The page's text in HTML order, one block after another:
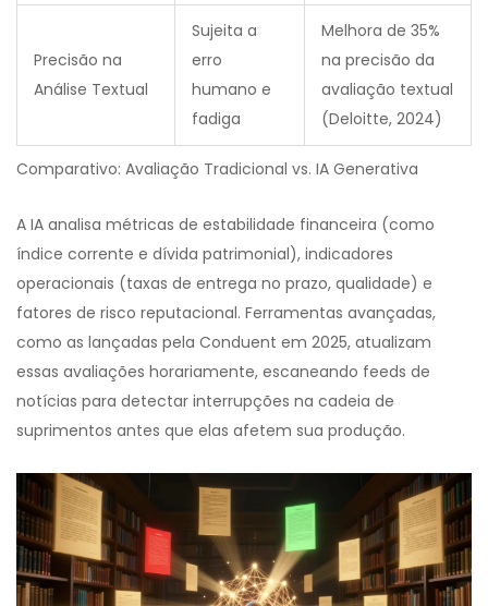
Comparativo: Avaliação Tradicional vs. IA Generativa
Precisão na
Análise Textual
Sujeita a
erro
humano e
fadiga
Melhora de 35%
na precisão da
avaliação textual
(Deloitte, 2024)
A IA analisa métricas de estabilidade financeira (como
índice corrente e dívida patrimonial), indicadores
operacionais (taxas de entrega no prazo, qualidade) e
fatores de risco reputacional. Ferramentas avançadas,
como as lançadas pela Conduent em 2025, atualizam
essas avaliações horariamente, escaneando feeds de
notícias para detectar interrupções na cadeia de
suprimentos antes que elas afetem sua produção.